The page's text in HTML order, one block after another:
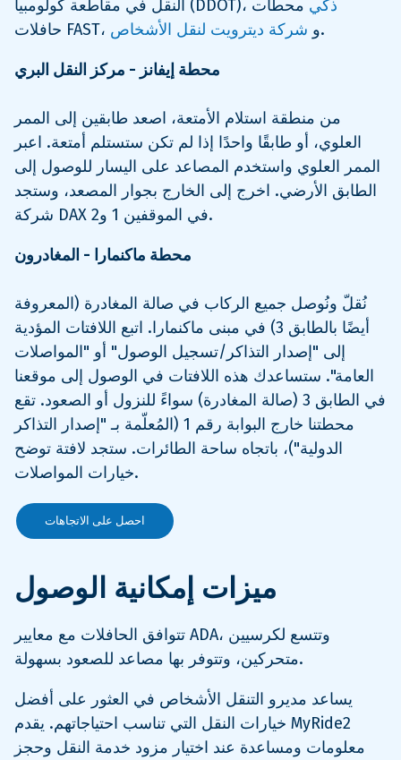
النقل في مقاطعة كولومبيا (DDOT)، ذكي محطات
حافلات FAST، و شركة ديترويت لنقل الأشخاص .
محطة إيفانز - مركز النقل البري
من منطقة استلام الأمتعة، اصعد طابقين إلى الممر
العلوي، أو طابقًا واحدًا إذا لم تكن ستستلم أمتعة. اعبر
الممر العلوي واستخدم المصاعد على اليسار للوصول إلى
الطابق الأرضي. اخرج إلى الخارج بجوار المصعد، وستجد
شركة DAX في الموقفين 1 و2.
محطة ماكنمارا - المغادرون
نُقلّ ونُوصل جميع الركاب في صالة المغادرة (المعروفة
أيضًا بالطابق 3) في مبنى ماكنمارا. اتبع اللافتات المؤدية
إلى "إصدار التذاكر/تسجيل الوصول" أو "المواصلات
العامة". ستساعدك هذه اللافتات في الوصول إلى موقعنا
في الطابق 3 (صالة المغادرة) سواءً للنزول أو الصعود. تقع
محطتنا خارج البوابة رقم 1 (المُعلّمة بـ "إصدار التذاكر
الدولية")، باتجاه ساحة الطائرات. ستجد لافتة توضح
خيارات المواصلات.
احصل على الاتجاهات
ميزات إمكانية الوصول
تتوافق الحافلات مع معايير ADA، وتتسع لكرسيين
متحركين، وتتوفر بها مصاعد للصعود بسهولة.
يساعد مديرو التنقل الأشخاص في العثور على أفضل
خيارات النقل التي تناسب احتياجاتهم. يقدم MyRide2
معلومات ومساعدة عند اختيار مزود خدمة النقل وحجز